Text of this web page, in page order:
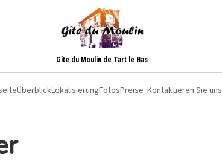
Gîte du Moulin de Tart le Bas
ÜberblickLokalisierungFotosPreise Kontaktieren Sie uns